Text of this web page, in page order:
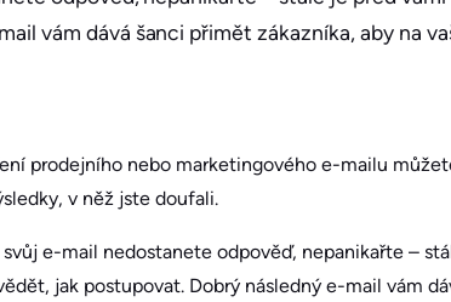
vám dává šanci přimět zákazníka, aby na
prodejního nebo marketingového e-mailu
v něž jste doufali.
svůj e-mail nedostanete odpověď, nepanikařte –
jak postupovat. Dobrý následný e-mail vám